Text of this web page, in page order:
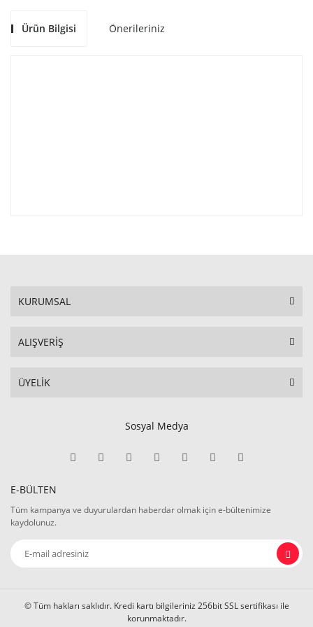
Ürün Bilgisi Önerileriniz
KURUMSAL
ALIŞVERİŞ
ÜYELİK
Sosyal Medya
E-BÜLTEN
Tüm kampanya ve duyurulardan haberdar olmak için e-bültenimize
kaydolunuz.
© Tüm hakları saklıdır. Kredi kartı bilgileriniz 256bit SSL sertifikası ile
korunmaktadır.